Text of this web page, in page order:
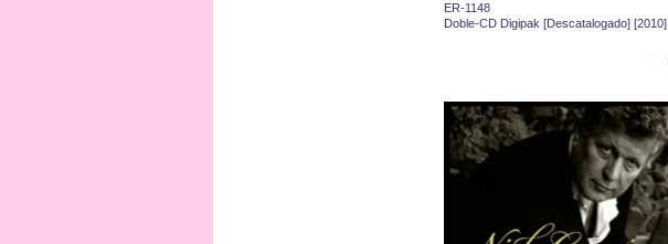
ER-1148
Doble-CD Digipak [Descatalogado] [2010]